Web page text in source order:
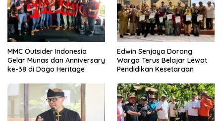
MMC Outsider Indonesia
Gelar Munas dan Anniversary
ke-38 di Dago Heritage
Edwin Senjaya Dorong
Warga Terus Belajar Lewat
Pendidikan Kesetaraan